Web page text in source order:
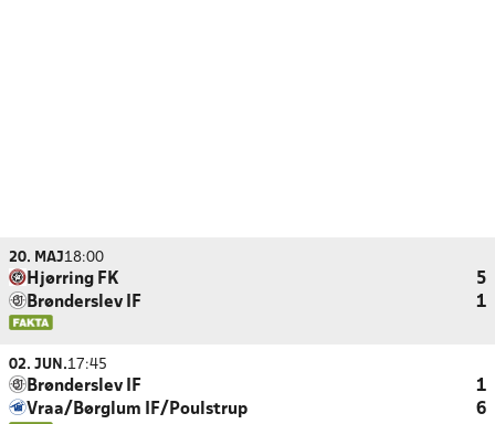
20. MAJ18:00
Hjørring FK
5
Brønderslev IF
1
02. JUN.17:45
Brønderslev IF
1
Vraa/Børglum IF/Poulstrup
6